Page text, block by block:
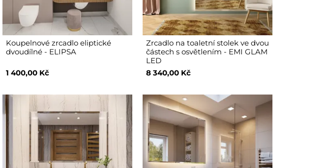
Koupelnové zrcadlo eliptické
dvoudílné - ELIPSA
1 400,00 Kč
Zrcadlo na toaletní stolek ve dvou
částech s osvětlením - EMI GLAM
LED
8 340,00 Kč